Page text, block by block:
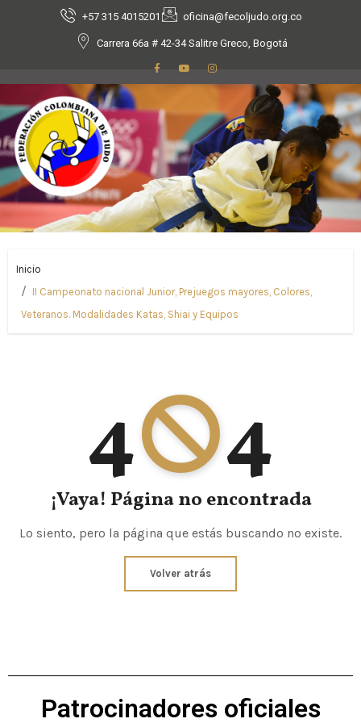
+57 315 4015201 oficina@fecoljudo.org.co
Carrera 66a # 42-34 Salitre Greco, Bogotá
Inicio
II Campeonato nacional Junior, Prejuegos mayores, Colores,
Veteranos. Modalidades Katas, Shiai y Equipos
4 4
¡Vaya! Página no encontrada
Lo siento, pero la página que estás buscando no existe.
Volver atrás
Patrocinadores oficiales